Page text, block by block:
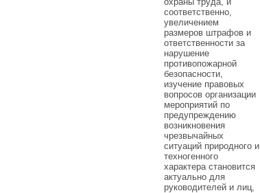
соответственно,
увеличением
размеров штрафов и
ответственности за
нарушение
противопожарной
безопасности,
изучение правовых
вопросов организации
мероприятий по
предупреждению
возникновения
чрезвычайных
ситуаций природного и
техногенного
характера становится
актуально для
руководителей и лиц,